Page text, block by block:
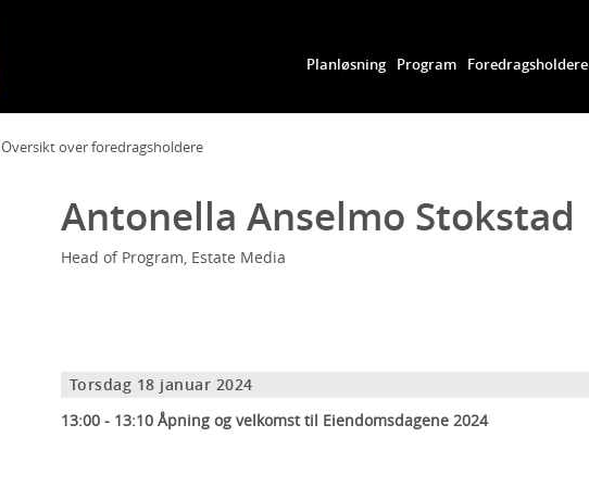
Planløsning Program Foredragsholdere
Oversikt over foredragsholdere
Antonella Anselmo Stokstad
Head of Program, Estate Media
Torsdag 18 januar 2024
13:00 - 13:10 Åpning og velkomst til Eiendomsdagene 2024